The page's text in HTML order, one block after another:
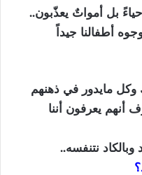
بل أمواتٌ يعذّبون..
أطفالنا جيداً
مايدور في ذهنهم
أنهم يعرفون أننا
وبالكاد نتنفسه..